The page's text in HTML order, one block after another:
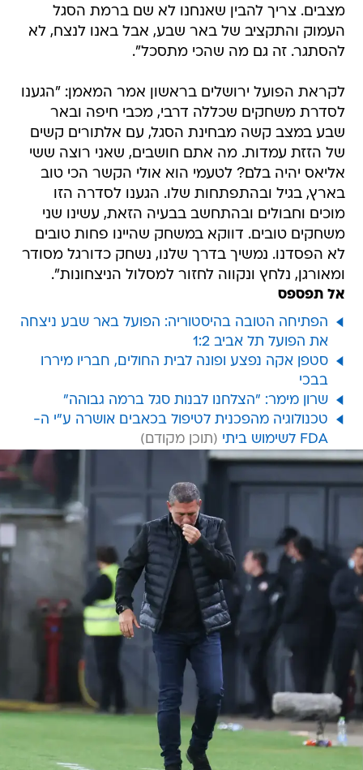
מצבים. צריך להבין שאנחנו לא שם ברמת הסגל
העמוק והתקציב של באר שבע, אבל באנו לנצח, לא
להסתגר. זה גם מה שהכי מתסכל".
לקראת הפועל ירושלים בראשון אמר המאמן: "הגענו
לסדרת משחקים שכללה דרבי, מכבי חיפה ובאר
שבע במצב קשה מבחינת הסגל, עם אלתורים קשים
של הזזת עמדות. מה אתם חושבים, שאני רוצה ששי
אליאס יהיה בלם? לטעמי הוא אולי הקשר הכי טוב
בארץ, בגיל ובהתפתחות שלו. הגענו לסדרה הזו
מוכים וחבולים ובהתחשב בבעיה הזאת, עשינו שני
משחקים טובים. דווקא במשחק שהיינו פחות טובים
לא הפסדנו. נמשיך בדרך שלנו, נשחק כדורגל מסודר
ומאורגן, נלחץ ונקווה לחזור למסלול הניצחונות".
אל תפספס
הפתיחה הטובה בהיסטוריה: הפועל באר שבע ניצחה
את הפועל תל אביב 1:2
סטפן אקה נפצע ופונה לבית החולים, חבריו מיררו
בבכי
שרון מימר: "הצלחנו לבנות סגל ברמה גבוהה"
טכנולוגיה מהפכנית לטיפול בכאבים אושרה ע"י ה-
FDA לשימוש ביתי